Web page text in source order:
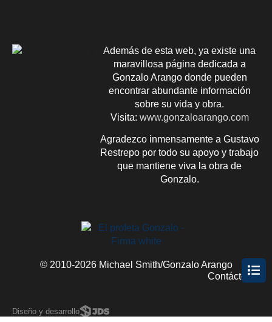
Además de esta web, ya existe una
maravillosa página dedicada a
Gonzalo Arango donde pueden
encontrar abundante información
sobre su vida y obra.
Visita: www.gonzaloarango.com
Agradezco inmensamente a Gustavo
Restrepo por todo su apoyo y trabajo
que mantiene viva la obra de
Gonzalo.
© 2010-2026 Michael Smith/Gonzalo Arango
Contácteme
Diseño y desarrollo